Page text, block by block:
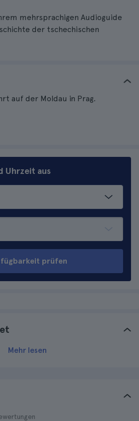
mehrsprachigen Audioguide
der tschechischen
auf der Moldau in Prag.
Uhrzeit aus
prüfen
Mehr lesen